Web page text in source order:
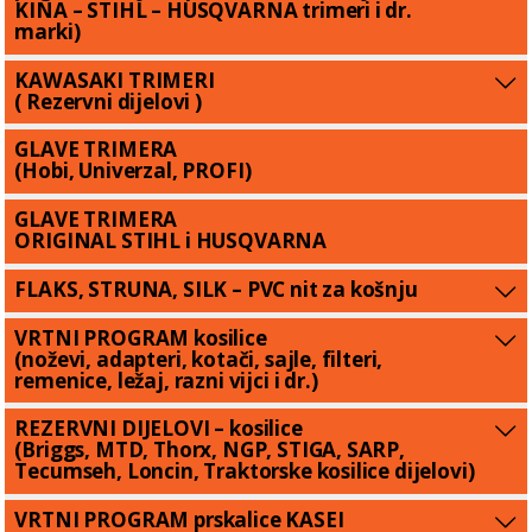
KINA – STIHL – HUSQVARNA trimeri i dr.
marki)
KAWASAKI TRIMERI
( Rezervni dijelovi )
GLAVE TRIMERA
(Hobi, Univerzal, PROFI)
GLAVE TRIMERA
ORIGINAL STIHL i HUSQVARNA
FLAKS, STRUNA, SILK – PVC nit za košnju
VRTNI PROGRAM kosilice
(noževi, adapteri, kotači, sajle, filteri,
remenice, ležaj, razni vijci i dr.)
REZERVNI DIJELOVI – kosilice
(Briggs, MTD, Thorx, NGP, STIGA, SARP,
Tecumseh, Loncin, Traktorske kosilice dijelovi)
VRTNI PROGRAM prskalice KASEI